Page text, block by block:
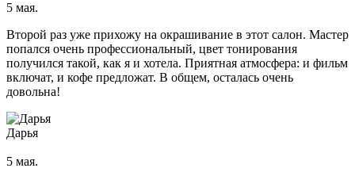
Губы
Глаза
5 мая.
Второй раз уже прихожу на окрашивание в этот салон. Мастер
попался очень профессиональный, цвет тонирования
получился такой, как я и хотела. Приятная атмосфера: и фильм
включат, и кофе предложат. В общем, осталась очень
довольна!
Дарья
5 мая.